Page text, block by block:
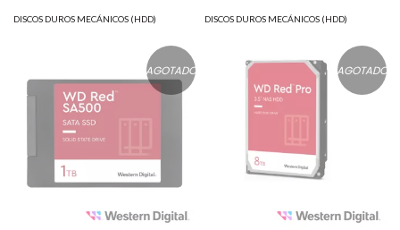
DISCOS DUROS MECÁNICOS (HDD) DISCOS DUROS MECÁNICOS (HDD)
AGOTADO AGOTADO